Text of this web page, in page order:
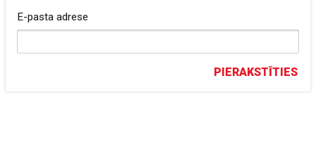
E-pasta adrese
PIERAKSTĪTIES